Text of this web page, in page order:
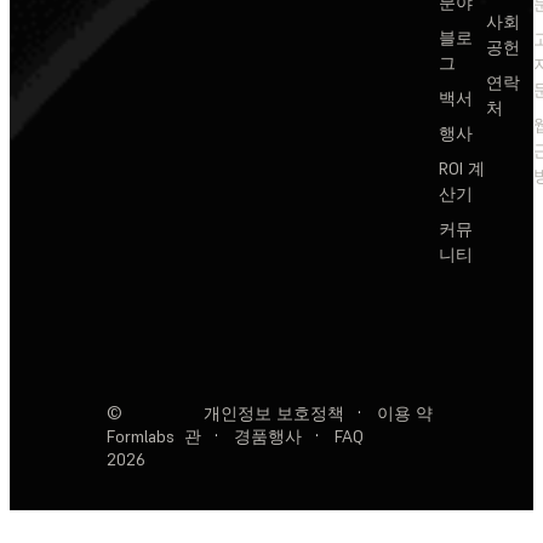
블로
그
백서
행사
ROI 계
산기
커뮤
니티
사회
공헌
연락
처
©
Formlabs
2026
개인정보 보호정책 ·
이용 약
관
· 경품행사 · FAQ